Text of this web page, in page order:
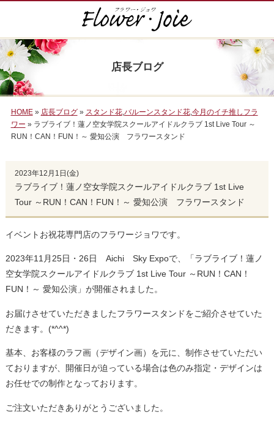
店長ブログ
HOME» 店長ブログ» スタンド花, バルーンスタンド花, 今月のイチ推しフラ
ワー » ラブライブ！蓮ノ空女学院スクールアイドルクラブ 1st Live Tour ～
RUN！CAN！FUN！～ 愛知公演 フラワースタンド
2023年12月1日(金)
ラブライブ！蓮ノ空女学院スクールアイドルクラブ 1st Live
Tour ～RUN！CAN！FUN！～ 愛知公演 フラワースタンド
イベントお祝花専門店のフラワージョワです。
2023年11月25日・26日 Aichi Sky Expoで、「ラブライブ！蓮ノ
空女学院スクールアイドルクラブ 1st Live Tour ～RUN！CAN！
FUN！～ 愛知公演」が開催されました。
お届けさせていただきましたフラワースタンドをご紹介させていた
だきます。(*^^*)
基本、お客様のラフ画（デザイン画）を元に、制作させていただい
ておりますが、開催日が迫っている場合は色のみ指定・デザインは
お任せでの制作となっております。
ご注文いただきありがとうございました。